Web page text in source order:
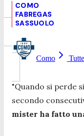
COMO
FABREGAS
SASSUOLO
Como
"Quando si perde
secondo
mister ha fatto